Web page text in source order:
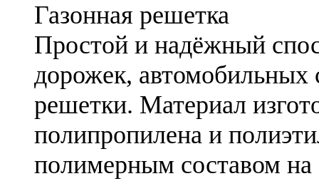
Газонная решетка
Простой и надёжный
дорожек, автомобильных
решетки. Материал
полипропилена и
полимерным составом на